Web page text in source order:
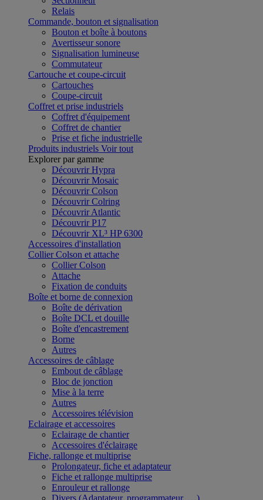
Relais
Commande, bouton et signalisation
Bouton et boîte à boutons
Avertisseur sonore
Signalisation lumineuse
Commutateur
Cartouche et coupe-circuit
Cartouches
Coupe-circuit
Coffret et prise industriels
Coffret d'équipement
Coffret de chantier
Prise et fiche industrielle
Produits industriels Voir tout
Explorer par gamme
Découvrir Hypra
Découvrir Mosaic
Découvrir Colson
Découvrir Colring
Découvrir Atlantic
Découvrir P17
Découvrir XL³ HP 6300
Accessoires d'installation
Collier Colson et attache
Collier Colson
Attache
Fixation de conduits
Boîte et borne de connexion
Boîte de dérivation
Boîte DCL et douille
Boîte d'encastrement
Borne
Autres
Accessoires de câblage
Embout de câblage
Bloc de jonction
Mise à la terre
Autres
Accessoires télévision
Eclairage et accessoires
Eclairage de chantier
Accessoires d'éclairage
Fiche, rallonge et multiprise
Prolongateur, fiche et adaptateur
Fiche et rallonge multiprise
Enrouleur et rallonge
Divers (Adaptateur, programmateur, …)